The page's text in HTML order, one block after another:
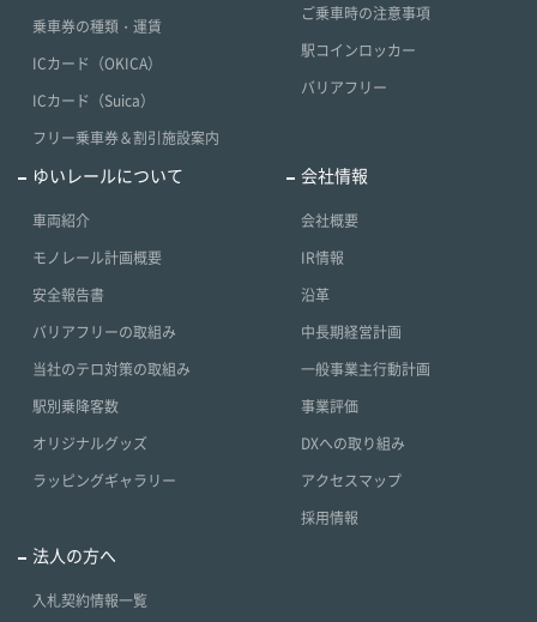
乗車券の種類・運賃
ICカード（OKICA）
ICカード（Suica）
フリー乗車券＆割引施設案内
ご乗車時の注意事項
駅コインロッカー
バリアフリー
ゆいレールについて
車両紹介
モノレール計画概要
安全報告書
バリアフリーの取組み
当社のテロ対策の取組み
駅別乗降客数
オリジナルグッズ
ラッピングギャラリー
会社情報
会社概要
IR情報
沿革
中長期経営計画
一般事業主行動計画
事業評価
DXへの取り組み
アクセスマップ
採用情報
法人の方へ
入札契約情報一覧